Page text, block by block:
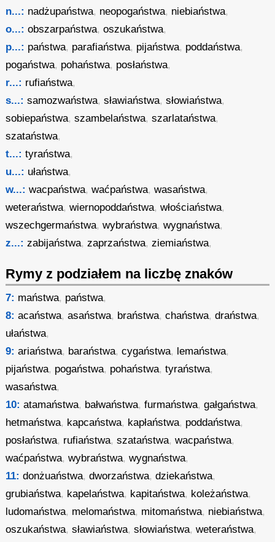
n...: nadżupaństwa, neopogaństwa, niebiaństwa,
o...: obszarpaństwa,oszukaństwa,
p...: państwa, parafiaństwa, pijaństwa, poddaństwa,
pogaństwa, pohaństwa, posłaństwa,
r...: rufiaństwa,
s...: samozwaństwa,sławiaństwa,słowiaństwa,
sobiepaństwa,szambelaństwa,szarlataństwa,
szataństwa,
t...: tyraństwa,
u...: ułaństwa,
w...: wacpaństwa,waćpaństwa,wasaństwa,
weteraństwa,wiernopoddaństwa,włościaństwa,
wszechgermaństwa,wybraństwa,wygnaństwa,
z...: zabijaństwa,zaprzaństwa,ziemiaństwa,
Rymy z podziałem na liczbę znaków
7: maństwa, państwa,
8: acaństwa,asaństwa, braństwa,chaństwa,draństwa,
ułaństwa,
9: ariaństwa, baraństwa,cygaństwa, lemaństwa,
pijaństwa, pogaństwa, pohaństwa,tyraństwa,
wasaństwa,
10: atamaństwa, bałwaństwa,furmaństwa,gałgaństwa,
hetmaństwa, kapcaństwa, kapłaństwa, poddaństwa,
posłaństwa, rufiaństwa,szataństwa,wacpaństwa,
waćpaństwa,wybraństwa,wygnaństwa,
11: donżuaństwa,dworzaństwa,dziekaństwa,
grubiaństwa, kapelaństwa, kapitaństwa, koleżaństwa,
ludomaństwa, melomaństwa, mitomaństwa, niebiaństwa,
oszukaństwa,sławiaństwa,słowiaństwa,weteraństwa,